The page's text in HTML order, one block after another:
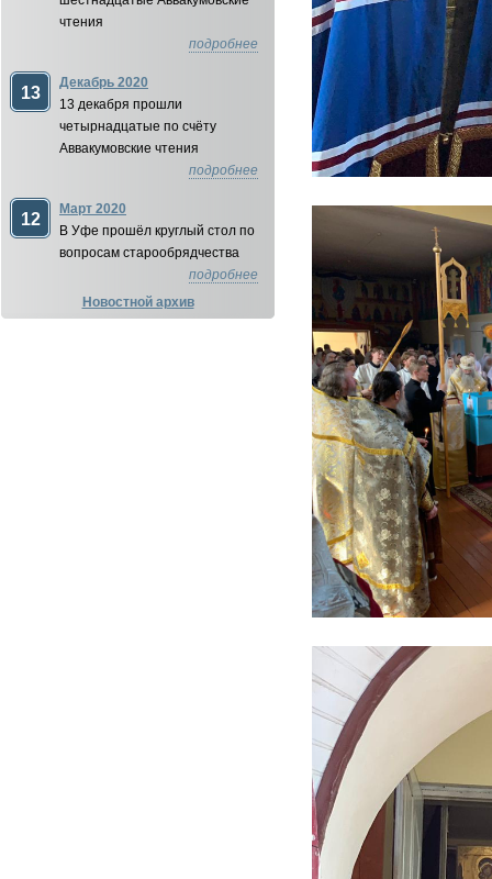
чтения
подробнее
13
Декабрь 2020
13 декабря прошли
четырнадцатые по счёту
Аввакумовские чтения
подробнее
12
Март 2020
В Уфе прошёл круглый стол по
вопросам старообрядчества
подробнее
Новостной архив